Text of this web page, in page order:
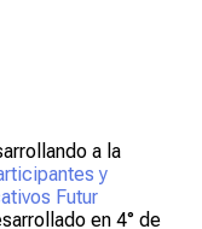
a la
y
Futur
en 4° de